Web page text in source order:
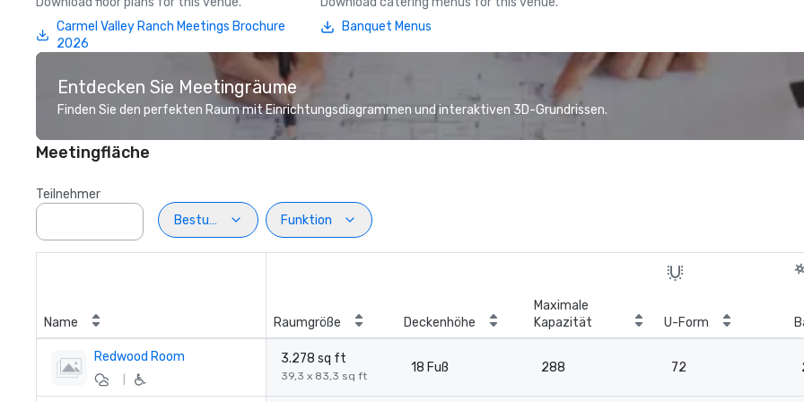
Carmel Valley Ranch Meetings Brochure
2026
Banquet Menus
Entdecken Sie Meetingräume
Finden Sie den perfekten Raum mit Einrichtungsdiagrammen und interaktiven 3D-Grundrissen.
Meetingfläche
Teilnehmer
Bestuhlung
Funktion
Name Raumgröße Deckenhöhe
Maximale
Kapazität
U-Form
Redwood Room 3.278 sq ft
39,3 x 83,3 sq ft
18 Fuß 288 72